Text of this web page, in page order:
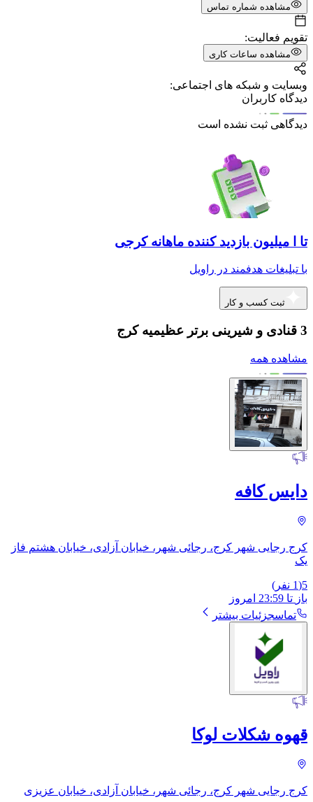
مشاهده شماره تماس
تقویم فعالیت:
مشاهده ساعات کاری
وبسایت و شبکه های اجتماعی:
دیدگاه کاربران
دیدگاهی ثبت نشده است
تا ا میلیون بازدید کننده ماهانه کرجی
با تبلیغات هدفمند در راویل
ثبت کسب و کار
3 قنادی و شیرینی برتر عظیمیه کرج
مشاهده همه
دایس کافه
کرج رجایی شهر کرج، رجائی شهر، خیابان آزادی، خیابان هشتم فاز
یک
5
(
1 نفر)
باز تا 23:59 امروز
تماسجزئیات بیشتر
قهوه شکلات لوکا
کرج رجایی شهر کرج، رجائی شهر، خیابان آزادی، خیابان عزیزی